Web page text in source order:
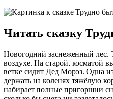
Читать сказку
Новогодний заснеженный лес.
воздухе. На старой, косматой
ветке сидит Дед Мороз. Одна
держать на коленях тяжёлую
набирает полные пригоршни